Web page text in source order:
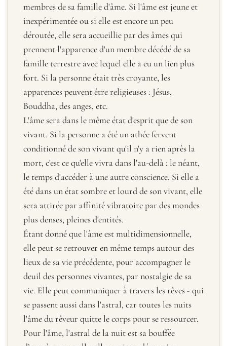
membres de sa famille d'âme. Si l'âme est jeune et
inexpérimentée ou si elle est encore un peu
déroutée, elle sera accueillie par des âmes qui
prennent l'apparence d'un membre décédé de sa
famille terrestre avec lequel elle a eu un lien plus
fort. Si la personne était très croyante, les
apparences peuvent être religieuses : Jésus,
Bouddha, des anges, etc.
L'âme sera dans le même état d'esprit que de son
vivant. Si la personne a été un athée fervent
conditionné de son vivant qu'il n'y a rien après la
mort, c'est ce qu'elle vivra dans l'au-delà : le néant,
le temps d'accéder à une autre conscience. Si elle a
été dans un état sombre et lourd de son vivant, elle
sera attirée par affinité vibratoire par des mondes
plus denses, pleines d'entités.
Étant donné que l'âme est multidimensionnelle,
elle peut se retrouver en même temps autour des
lieux de sa vie précédente, pour accompagner le
deuil des personnes vivantes, par nostalgie de sa
vie. Elle peut communiquer à travers les rêves - qui
se passent aussi dans l'astral, car toutes les nuits
l'âme du rêveur quitte le corps pour se ressourcer.
Pour l'âme, l'astral de la nuit est sa bouffée